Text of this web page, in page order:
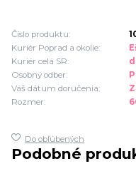
Číslo produktu:
Kuriér Poprad a okolie:
Kuriér celá SR:
Osobný odber:
Váš dátum doručenia:
Rozmer:
Do obľúbených
Podobné